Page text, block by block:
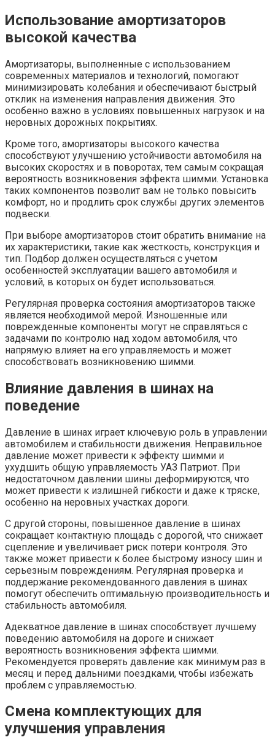
Использование амортизаторов
высокой качества
Амортизаторы, выполненные с использованием
современных материалов и технологий, помогают
минимизировать колебания и обеспечивают быстрый
отклик на изменения направления движения. Это
особенно важно в условиях повышенных нагрузок и на
неровных дорожных покрытиях.
Кроме того, амортизаторы высокого качества
способствуют улучшению устойчивости автомобиля на
высоких скоростях и в поворотах, тем самым сокращая
вероятность возникновения эффекта шимми. Установка
таких компонентов позволит вам не только повысить
комфорт, но и продлить срок службы других элементов
подвески.
При выборе амортизаторов стоит обратить внимание на
их характеристики, такие как жесткость, конструкция и
тип. Подбор должен осуществляться с учетом
особенностей эксплуатации вашего автомобиля и
условий, в которых он будет использоваться.
Регулярная проверка состояния амортизаторов также
является необходимой мерой. Изношенные или
поврежденные компоненты могут не справляться с
задачами по контролю над ходом автомобиля, что
напрямую влияет на его управляемость и может
способствовать возникновению шимми.
Влияние давления в шинах на
поведение
Давление в шинах играет ключевую роль в управлении
автомобилем и стабильности движения. Неправильное
давление может привести к эффекту шимми и
ухудшить общую управляемость УАЗ Патриот. При
недостаточном давлении шины деформируются, что
может привести к излишней гибкости и даже к тряске,
особенно на неровных участках дороги.
С другой стороны, повышенное давление в шинах
сокращает контактную площадь с дорогой, что снижает
сцепление и увеличивает риск потери контроля. Это
также может привести к более быстрому износу шин и
серьезным повреждениям. Регулярная проверка и
поддержание рекомендованного давления в шинах
помогут обеспечить оптимальную производительность и
стабильность автомобиля.
Адекватное давление в шинах способствует лучшему
поведению автомобиля на дороге и снижает
вероятность возникновения эффекта шимми.
Рекомендуется проверять давление как минимум раз в
месяц и перед дальними поездками, чтобы избежать
проблем с управляемостью.
Смена комплектующих для
улучшения управления